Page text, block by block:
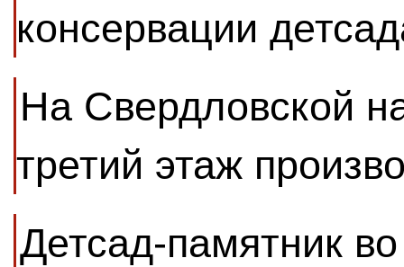
консервации
На Свердловской
третий этаж
Детсад-памятник